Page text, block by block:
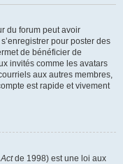
du forum peut avoir
pour poster des
de bénéficier de
invités comme les avatars
aux autres membres,
est rapide et vivement
de 1998) est une loi aux